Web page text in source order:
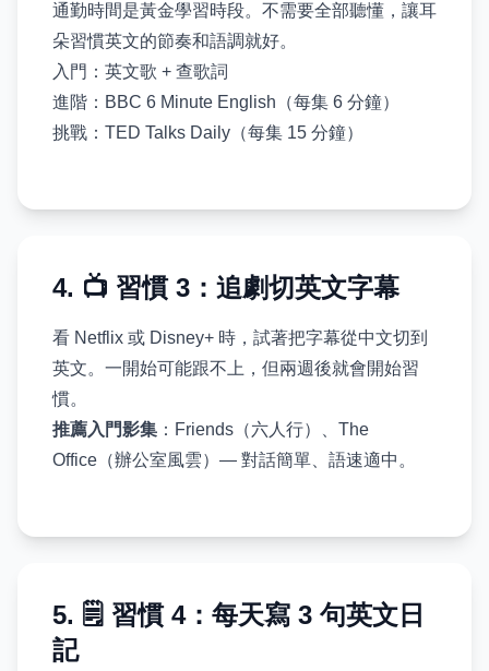
通勤時間是黃金學習時段。不需要全部聽懂，讓耳
朵習慣英文的節奏和語調就好。
入門：英文歌 + 查歌詞
進階：BBC 6 Minute English（每集 6 分鐘）
挑戰：TED Talks Daily（每集 15 分鐘）
4. 📺 習慣 3：追劇切英文字幕
看 Netflix 或 Disney+ 時，試著把字幕從中文切到
英文。一開始可能跟不上，但兩週後就會開始習
慣。
推薦入門影集 ：Friends（六人行）、The
Office（辦公室風雲）— 對話簡單、語速適中。
5. 🗒️ 習慣 4：每天寫 3 句英文日
記